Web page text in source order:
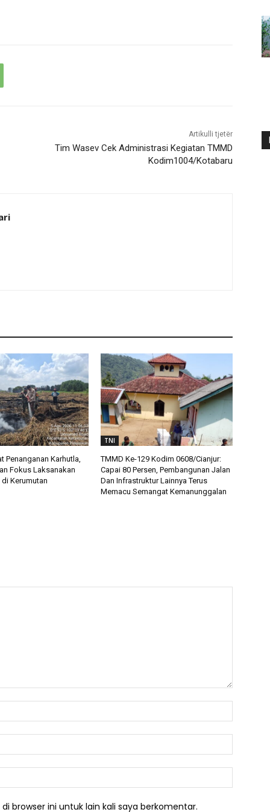
Artikulli tjetër
Tim Wasev Cek Administrasi Kegiatan TMMD
Kodim1004/Kotabaru
Penanganan Karhutla,
Fokus Laksanakan
Kerumutan
TNI
TMMD Ke-129 Kodim 0608/Cianjur:
Capai 80 Persen, Pembangunan Jalan
Dan Infrastruktur Lainnya Terus
Memacu Semangat Kemanunggalan
browser ini untuk lain kali saya berkomentar.